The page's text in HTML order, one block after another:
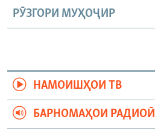
РӮЗГОРИ МУҲОҶИР
НАМОИШҲОИ ТВ
БАРНОМАҲОИ РАДИОӢ